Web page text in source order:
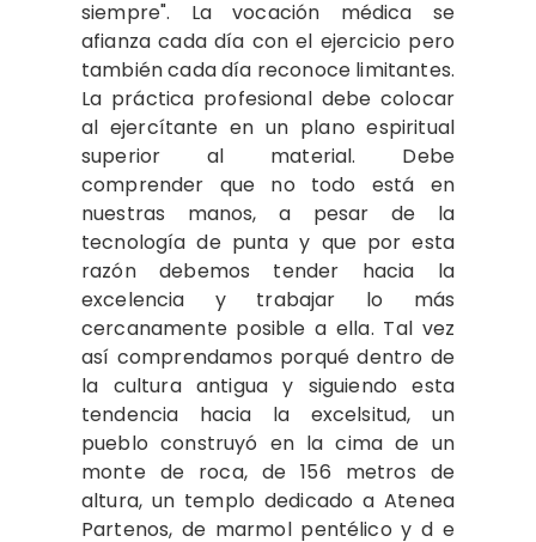
siempre". La vocación médica se
afianza cada día con el ejercicio pero
también cada día reconoce limitantes.
La práctica profesional debe colocar
al ejercítante en un plano espiritual
superior al material. Debe
comprender que no todo está en
nuestras manos, a pesar de la
tecnología de punta y que por esta
razón debemos tender hacia la
excelencia y trabajar lo más
cercanamente posible a ella. Tal vez
así comprendamos porqué dentro de
la cultura antigua y siguiendo esta
tendencia hacia la excelsitud, un
pueblo construyó en la cima de un
monte de roca, de 156 metros de
altura, un templo dedicado a Atenea
Partenos, de marmol pentélico y d e